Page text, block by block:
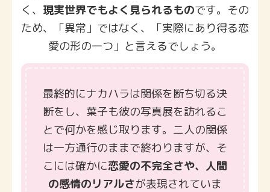
く、 現実世界でもよく見られるものです。その
ため、「異常」ではなく、「実際にあり得る恋
愛の形の一つ」と言えるでしょう。
最終的にナカハラは関係を断ち切る決
断をし、葉子も彼の写真展を訪れるこ
とで何かを感じ取ります。二人の関係
は一方通行のままで終わりますが、そ
こには確かに恋愛の不完全さや、人間
の感情のリアルさが表現されていま